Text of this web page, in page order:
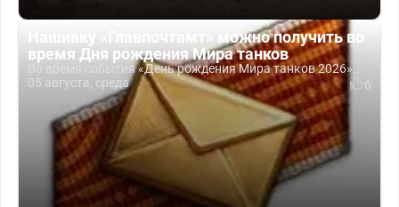
Нашивку «Главпочтамт» можно получить во
время Дня рождения Мира танков
Во время события «День рождения Мира танков 2026»...
05 августа, среда
6